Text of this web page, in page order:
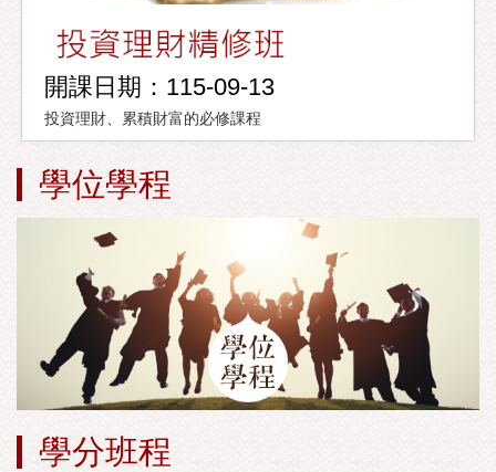
開課日期：115-09-13
投資理財、累積財富的必修課程
學位學程
學分班程